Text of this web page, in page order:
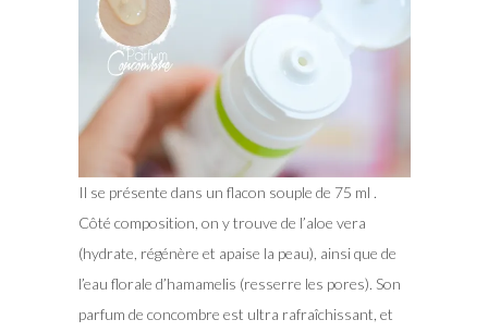
Il se présente dans un flacon souple de 75 ml .
Côté composition, on y trouve de l’aloe vera
(hydrate, régénère et apaise la peau), ainsi que de
l’eau florale d’hamamelis (resserre les pores). Son
parfum de concombre est ultra rafraîchissant, et